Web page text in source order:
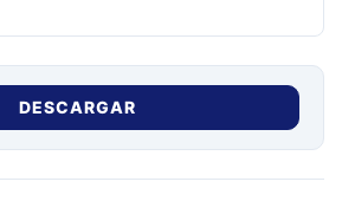
DESCARGAR